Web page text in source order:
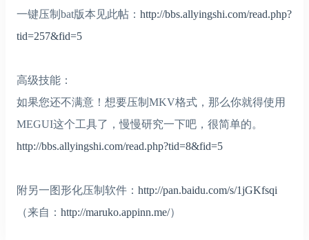
一键压制bat版本见此帖： http://bbs.allyingshi.com/read.php?
tid=257&fid=5
高级技能：
如果您还不满意！想要压制MKV格式，那么你就得使用
MEGUI这个工具了，慢慢研究一下吧，很简单的。
http://bbs.allyingshi.com/read.php?tid=8&fid=5
附另一图形化压制软件： http://pan.baidu.com/s/1jGKfsqi
（来自： http://maruko.appinn.me/）